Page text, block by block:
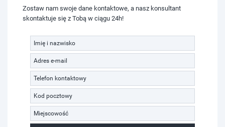
Zostaw nam swoje dane kontaktowe, a nasz konsultant
skontaktuje się z Tobą w ciągu 24h!